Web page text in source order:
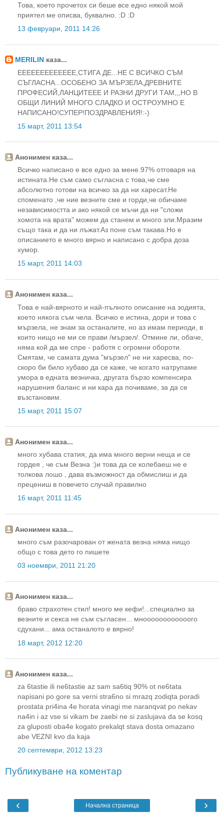
Това, което прочетох си беше все едно някой мой
приятел ме описва, буквално. :D :D
13 февруари, 2011 14:26
MERILIN каза...
EEEEEEEEEEEEE,СТИГА ДЕ...НЕ С ВСИЧКО СЪМ
СЪГЛАСНА...ОСОБЕНО ЗА МЪРЗЕЛА,ДРЕВНИТЕ
ПРОФЕСИЙ,ЛАНЦИТЕЕЕ И РАЗНИ ДРУГИ ТАМ,,,НО В
ОБЩИ ЛИНИЙ МНОГО СЛАДКО И ОСТРОУМНО Е
НАПИСАНО!СУПЕР!ПОЗДРАВЛЕНИЯ!:-)
15 март, 2011 13:54
Анонимен каза...
Всичко написано е все едно за мене.97% отговаря на
истината.Не съм само съгласна с това,че сме
абсолютно готови на всичко за да ни харесат.Не
споменато ,че ние везните сме и горди,че обичаме
независимостта и ако някой се мъчи да ни "сложи
хомота на врата" можем да станем и много зли.Мразим
също така и да ни лъжат.Аз поне съм такава.Но е
описанието е много вярно и написано с добра доза
хумор.
15 март, 2011 14:03
Анонимен каза...
Това е най-вярното и най-пълното описание на зодията,
което някога съм чела. Всичко е истина, дори и това с
мързела, не знам за останалите, но аз имам периоди, в
които нищо не ми се прави /мързел/. Отмине ли, обаче,
няма кой да ме спре - работя с огромни обороти.
Смятам, че самата дума "мързел" не ни харесва, по-
скоро би било хубаво да се каже, че когато натрупаме
умора в едната везничка, другата бързо компенсира
нарушения баланс и ни кара да почиваме, за да се
възстановим.
15 март, 2011 15:07
Анонимен каза...
много хубава статия, да има много верни неща и се
гордея , че съм Везна :)и това да се колебаеш не е
толкова лошо , дава възможност да обмислиш и да
прецениш в повечето случай правилно
16 март, 2011 11:45
Анонимен каза...
много съм разочарован от жената везна няма нищо
общо с това дето го пишете
03 ноември, 2011 21:20
Анонимен каза...
браво страхотен стил! много ме кефи!...специално за
везните и секса не съм съгласен... мноооооооооооого
сдухани... ама останалото е вярно!
18 март, 2012 12:20
Анонимен каза...
za 6tastie ili ne6tastie az sam sa6tiq 90% ot ne6tata
napisani po gore sa verni stra6no si mrazq zodiqta poradi
prostata pri4ina 4e horata vinagi me naranqvat po nekav
na4in i az vse si vikam be zaebi ne si zaslujava da se kosq
za gluposti oba4e kogato prekalqt stava dosta omazano
abe VEZNI kvo da kaja
20 септември, 2012 13:23
Публикуване на коментар
‹ ›
Начална страница